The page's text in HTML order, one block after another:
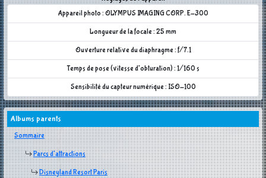
Appareil photo : OLYMPUS IMAGING CORP. E-300
Longueur de la focale : 25 mm
Ouverture relative du diaphragme : f/7.1
Temps de pose (vitesse d'obturation) : 1/160 s
Sensibilité du capteur numérique : ISO-100
Albums parents
Sommaire
Parcs d'attractions
Disneyland Resort Paris